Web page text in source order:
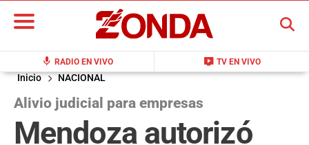
mic RADIO EN VIVO live_tv TV EN VIVO
BUSCAR
Inicio NACIONAL
Alivio judicial para empresas
Mendoza autorizó